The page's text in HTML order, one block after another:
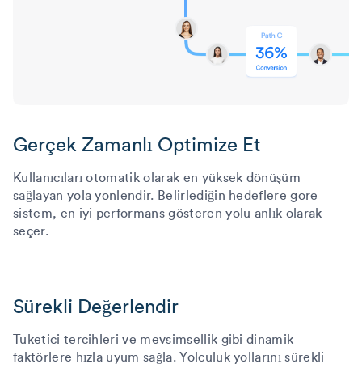
Gerçek Zamanlı Optimize Et
Kullanıcıları otomatik olarak en yüksek dönüşüm
sağlayan yola yönlendir. Belirlediğin hedeflere göre
sistem, en iyi performans gösteren yolu anlık olarak
seçer.
Sürekli Değerlendir
Tüketici tercihleri ve mevsimsellik gibi dinamik
faktörlere hızla uyum sağla. Yolculuk yollarını sürekli